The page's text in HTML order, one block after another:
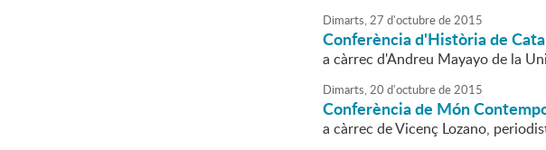
Dimarts,27 d'octubrede2015
Conferència d'Història de
a càrrec d'Andreu Mayayo de la
Dimarts,20 d'octubrede2015
Conferència de Món
a càrrec de Vicenç Lozano,